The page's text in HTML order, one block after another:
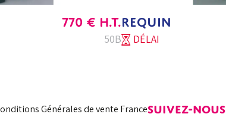
770 € H.T.
50B
REQUIN
DÉLAI
Générales de vente FranceSUIVEZ-NOUS